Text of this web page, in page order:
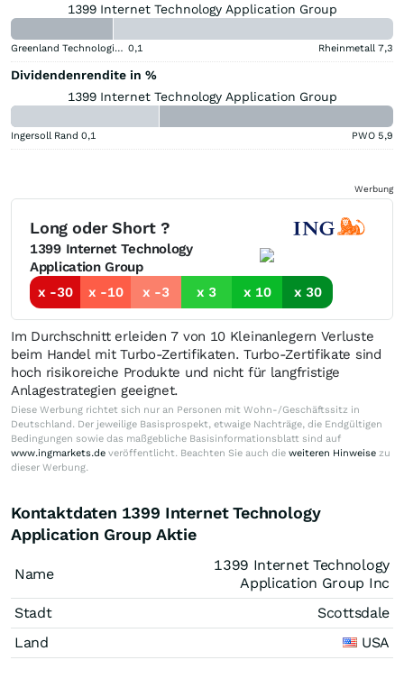
1399 Internet Technology Application Group
Greenland Technologies Holding 0,1 Rheinmetall 7,3
Dividendenrendite in %
1399 Internet Technology Application Group
Ingersoll Rand 0,1 PWO 5,9
Werbung
Long oder Short ?
1399 Internet Technology
Application Group
x -30
x -10 x -3 x 3 x 10 x 30
Im Durchschnitt erleiden 7 von 10 Kleinanlegern Verluste
beim Handel mit Turbo-Zertifikaten. Turbo-Zertifikate sind
hoch risikoreiche Produkte und nicht für langfristige
Anlagestrategien geeignet.
Diese Werbung richtet sich nur an Personen mit Wohn-/Geschäftssitz in
Deutschland. Der jeweilige Basisprospekt, etwaige Nachträge, die Endgültigen
Bedingungen sowie das maßgebliche Basisinformationsblatt sind auf
www.ingmarkets.de veröffentlicht. Beachten Sie auch die weiteren Hinweise zu
dieser Werbung.
Kontaktdaten 1399 Internet Technology
Application Group Aktie
Name
1399 Internet Technology
Application Group Inc
Stadt
Scottsdale
Land
USA